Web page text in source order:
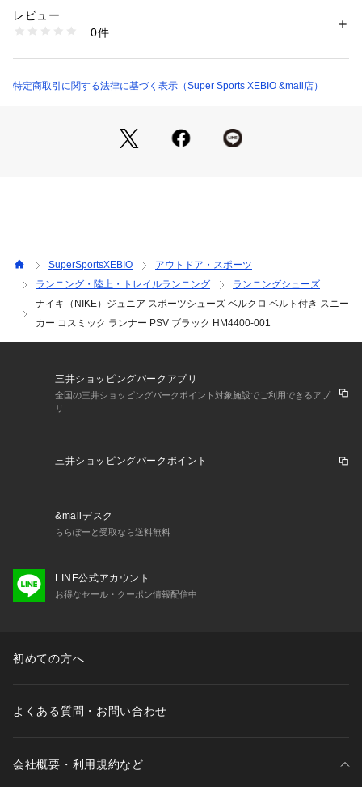
し、小さな足をクールにキープ。また、つま先、サイド、ヒー
ルを補強して、耐久性を強化しました。
ポート性のある履き心地を提供します。
るために必要なグリップを発揮。
●伸縮性のあるシューレース
さい。
※靴ひもの長さについては、左右10cm以内の差までは弊社許
容内とさせていただいております。
左右の紐に10cm以上の差がある場合はメールにてお問い合わ
なる場合がございます。
※ブラウザやお使いのモニター環境により、掲載画像と実際の
商品の色味が若干異なる場合があります。
い。ナイキ NIKE スーパースポーツゼビオ ゼビオ Super Spor
通学 男の子 boy ボーイ女の子 girl ガール 普段履き タウン 外
遊び カジュアルシューズ 通気性 伸縮性 耐久性 軽量 メッシュ
_sale shcpn1225 2025w_sale 2601dp sprun_etc 2603_spcl
ni kids_u4000 26ss_clrs 2607sh_sale
1540000448762
レビュー
0件
特定商取引に関する法律に基づく表示（Super Sports XEBIO &mall店）
SuperSportsXEBIO
アウトドア・スポーツ
ランニング・陸上・トレイルランニング
ランニングシューズ
ナイキ（NIKE）ジュニア スポーツシューズ ベルクロ ベルト付き スニー
カー コスミック ランナー PSV ブラック HM4400-001
三井ショッピングパークアプリ
全国の三井ショッピングパークポイント対象施設でご利用できるアプ
リ
三井ショッピングパークポイント
&mallデスク
ららぽーと受取なら送料無料
LINE公式アカウント
お得なセール・クーポン情報配信中
初めての方へ
よくある質問・お問い合わせ
会社概要・利用規約など